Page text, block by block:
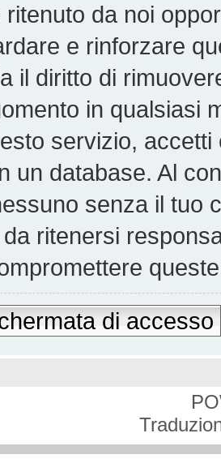
da noi
e rinforzare
il diritto di
in qualsiasi
servizio,
un database. Al
senza il tuo
ritenersi
di accesso